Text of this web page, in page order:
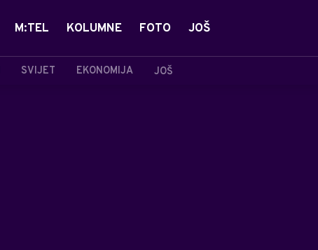
SVIJET EKONOMIJA JOŠ
M:TEL KOLUMNE FOTO JOŠ